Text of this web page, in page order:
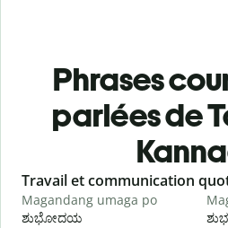
Phrases
parlées de
Slide 1 of 6
Travail et communication
Magandang umaga po
ಶುಭೋದಯ